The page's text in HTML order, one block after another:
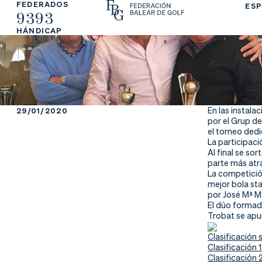
FEDERADOS
9393
HÁNDICAP
ESP
La
Fe
de
ra
Fe
de
ra
rs
Ju
ga
r
29/01/2020
En las
por el Grup
el torneo
La
Al final se
parte más
La
mejor bola
por José Mª
El dúo
Trobat se
Clasificación
Clasificación
Clasificación